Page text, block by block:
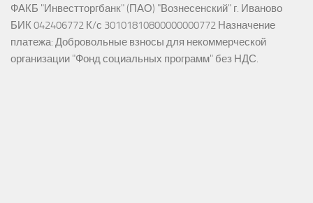
ФАКБ "Инвестторгбанк" (ПАО) "Вознесенский" г. Иваново
БИК 042406772 К/с 30101810800000000772 Назначение
платежа: Добровольные взносы для некоммерческой
организации "Фонд социальных программ" без НДС.